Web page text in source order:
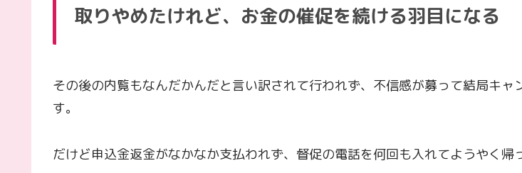
取りやめたけれど、お金の催促を続ける羽目になる
その後の内覧もなんだかんだと言い訳されて行われず、不信感が募って結局キャ
す。
だけど申込金返金がなかなか支払われず、督促の電話を何回も入れてようやく帰